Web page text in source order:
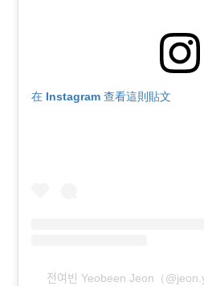
在 Instagram 查看這則貼文
전여빈 Yeobeen Jeon（